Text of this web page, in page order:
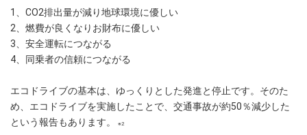
1、CO2排出量が減り地球環境に優しい
2、燃費が良くなりお財布に優しい
3、安全運転につながる
4、同乗者の信頼につながる
エコドライブの基本は、ゆっくりとした発進と停止です。そのた
め、エコドライブを実施したことで、交通事故が約50％減少した
という報告もあります。
※2